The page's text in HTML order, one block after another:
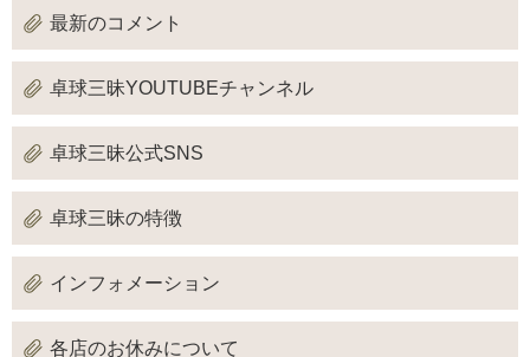
最新のコメント
卓球三昧YOUTUBEチャンネル
卓球三昧公式SNS
卓球三昧の特徴
インフォメーション
各店のお休みについて